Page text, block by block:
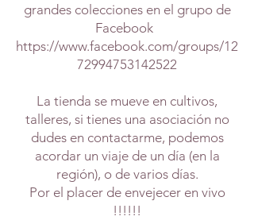
grandes colecciones en el grupo de
Facebook
https://www.facebook.com/groups/12
72994753142522
La tienda se mueve en cultivos,
talleres, si tienes una asociación no
dudes en contactarme, podemos
acordar un viaje de un día (en la
región), o de varios días.
Por el placer de envejecer en vivo
!!!!!!